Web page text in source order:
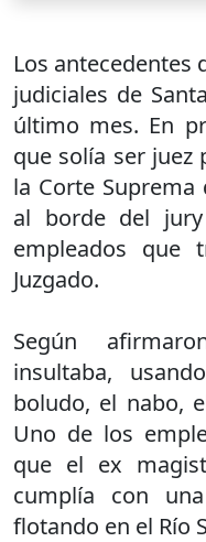
Los antecedentes
judiciales de
último mes. En
que solía ser juez
la Corte Suprema
al borde del
empleados que
Juzgado.
Según
insultaba,
boludo, el nabo,
Uno de los
que el ex
cumplía con
flotando en el Río